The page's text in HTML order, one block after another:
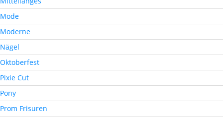
Mode
Moderne
Nägel
Oktoberfest
Pixie Cut
Pony
Prom Frisuren